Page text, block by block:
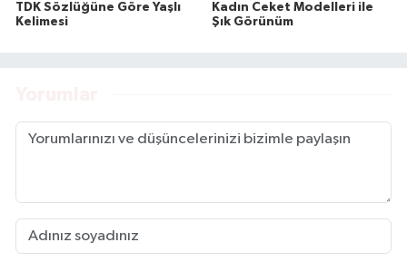
TDK Sözlüğüne Göre Yaşlı
Kelimesi
Kadın Ceket Modelleri ile
Şık Görünüm